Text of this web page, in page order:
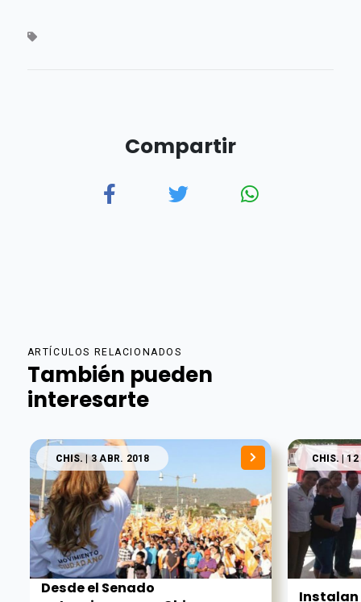
Compartir
ARTÍCULOS RELACIONADOS
También pueden
interesarte
CHIS. | 3 ABR. 2018
Desde el Senado
CHIS. |
Instalan